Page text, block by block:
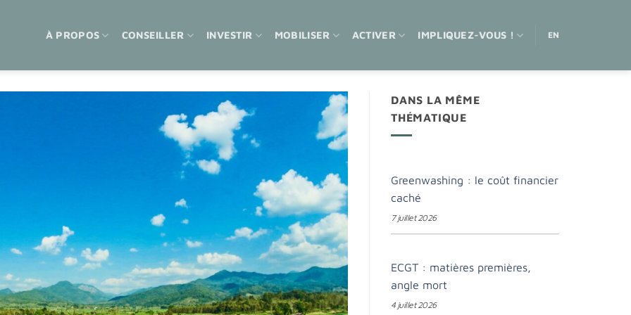
À PROPOS CONSEILLER INVESTIR MOBILISER ACTIVER IMPLIQUEZ-VOUS ! EN
DANS LA MÊME
THÉMATIQUE
Greenwashing : le coût financier
caché
7 juillet 2026
ECGT : matières premières,
angle mort
4 juillet 2026